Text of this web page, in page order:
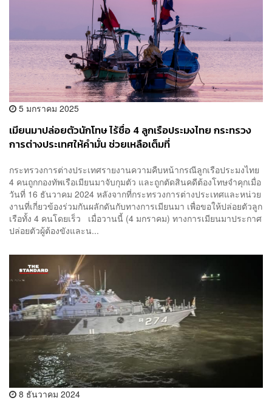
5 มกราคม 2025
เมียนมาปล่อยตัวนักโทษ ไร้ชื่อ 4 ลูกเรือประมงไทย กระทรวง
การต่างประเทศให้คำมั่น ช่วยเหลือเต็มที่
กระทรวงการต่างประเทศรายงานความคืบหน้ากรณีลูกเรือประมงไทย
4 คนถูกกองทัพเรือเมียนมาจับกุมตัว และถูกตัดสินคดีต้องโทษจำคุกเมื่อ
วันที่ 16 ธันวาคม 2024 หลังจากที่กระทรวงการต่างประเทศและหน่วย
งานที่เกี่ยวข้องร่วมกันผลักดันกับทางการเมียนมา เพื่อขอให้ปล่อยตัวลูก
เรือทั้ง 4 คนโดยเร็ว เมื่อวานนี้ (4 มกราคม) ทางการเมียนมาประกาศ
ปล่อยตัวผู้ต้องขังและน...
8 ธันวาคม 2024